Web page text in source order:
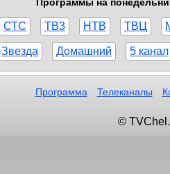
СТС ТВ3 НТВ ТВЦ
Звезда Домашний 5 канал
Программа Телеканалы
©